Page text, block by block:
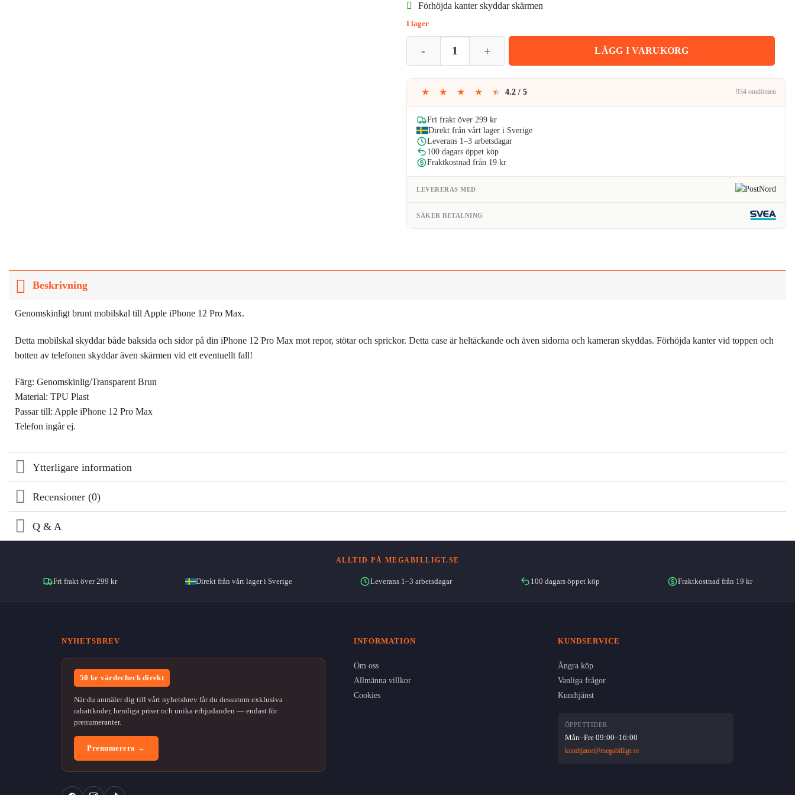
var:
69kr.
är:
63kr.
Förhöjda kanter skyddar skärmen
I lager
LÄGG I VARUKORG
★ ★ ★ ★ ★ 4.2 / 5 934 omdömen
Fri frakt över 299 kr
Direkt från vårt lager i Sverige
Leverans 1–3 arbetsdagar
100 dagars öppet köp
Fraktkostnad från 19 kr
LEVERERAS MED
SÄKER BETALNING
Beskrivning
Genomskinligt brunt mobilskal till Apple iPhone 12 Pro Max.
Detta mobilskal skyddar både baksida och sidor på din iPhone 12 Pro Max mot repor, stötar och sprickor. Detta case är heltäckande och även sidorna och kameran skyddas. Förhöjda kanter vid toppen och
botten av telefonen skyddar även skärmen vid ett eventuellt fall!
Färg: Genomskinlig/Transparent Brun
Material: TPU Plast
Passar till: Apple iPhone 12 Pro Max
Telefon ingår ej.
Ytterligare information
Recensioner (0)
Q & A
ALLTID PÅ MEGABILLIGT.SE
Fri frakt över 299 kr Direkt från vårt lager i Sverige Leverans 1–3 arbetsdagar 100 dagars öppet köp Fraktkostnad från 19 kr
NYHETSBREV
50 kr värdecheck direkt
När du anmäler dig till vårt nyhetsbrev får du dessutom exklusiva
rabattkoder, hemliga priser och unika erbjudanden — endast för
prenumeranter.
Prenumerera →
INFORMATION
Om oss
Allmänna villkor
Cookies
KUNDSERVICE
Ångra köp
Vanliga frågor
Kundtjänst
ÖPPETTIDER
Mån–Fre 09:00–16:00
kundtjanst@megabilligt.se